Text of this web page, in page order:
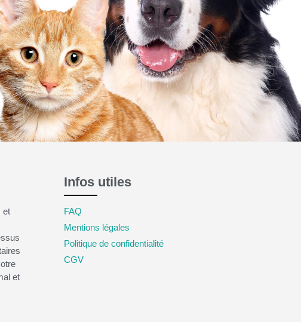
et
et
Infos utiles
FAQ
Mentions légales
Politique de confidentialité
CGV